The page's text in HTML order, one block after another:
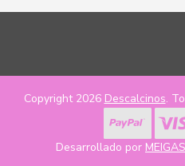
Copyright 2026 Descalcinos.
Desarrollado por